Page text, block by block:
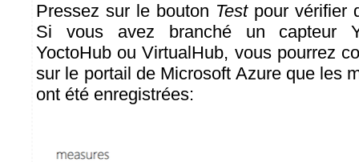
Pressez sur le bouton Testpour vérifier
Si vous avez branché un capteur
YoctoHub ou VirtualHub, vous pourrez
sur le portail de Microsoft Azure que les
ont été enregistrées: